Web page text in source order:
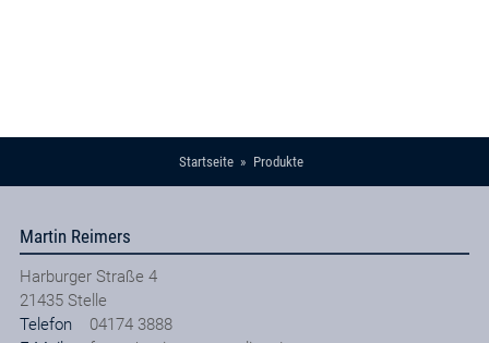
Startseite Produkte
Martin Reimers
Harburger Straße 4
21435 Stelle
Telefon
04174 3888